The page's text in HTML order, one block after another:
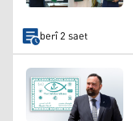
berî 2 saet